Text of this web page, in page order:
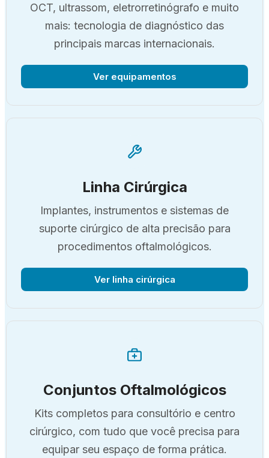
OCT, ultrassom, eletrorretinógrafo e muito
mais: tecnologia de diagnóstico das
principais marcas internacionais.
Ver equipamentos
Linha Cirúrgica
Implantes, instrumentos e sistemas de
suporte cirúrgico de alta precisão para
procedimentos oftalmológicos.
Ver linha cirúrgica
Conjuntos Oftalmológicos
Kits completos para consultório e centro
cirúrgico, com tudo que você precisa para
equipar seu espaço de forma prática.